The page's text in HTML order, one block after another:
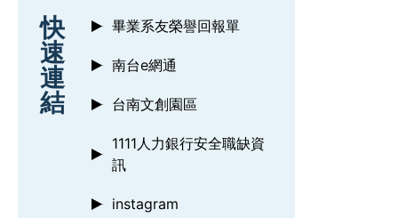
:::
快
速
連
結
畢業系友榮譽回報單
南台e網通
台南文創園區
1111人力銀行安全職缺資
訊
instagram